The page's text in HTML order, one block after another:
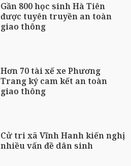
Gần 800 học sinh Hà Tiên
được tuyên truyền an toàn
giao thông
Hơn 70 tài xế xe Phương
Trang ký cam kết an toàn
giao thông
Cử tri xã Vĩnh Hanh kiến nghị
nhiều vấn đề dân sinh